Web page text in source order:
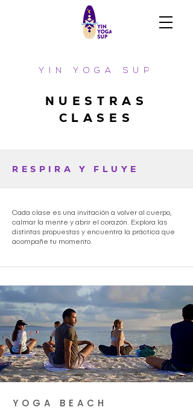
YIN YOGA SUP
NUESTRAS
CLASES
RESPIRA Y FLUYE
Cada clase es una invitación a volver al cuerpo,
calmar la mente y abrir el corazón. Explora las
distintas propuestas y encuentra la práctica que
acompañe tu momento.​
YOGA BEACH